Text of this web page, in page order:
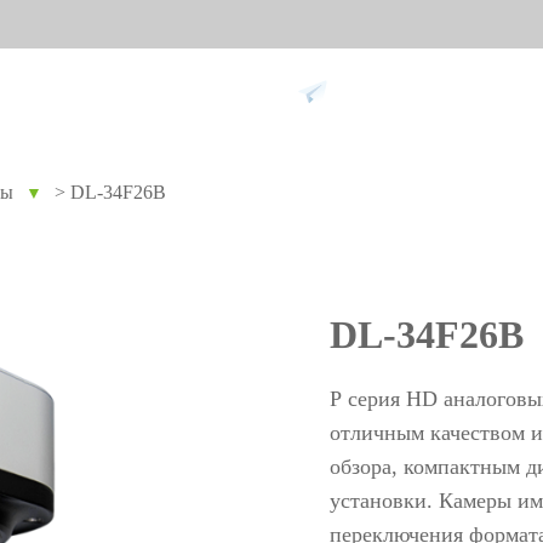
Учет
▼ > DL-34F26B
DL-34F26B
Р серия HD
отличным качеством
обзора, компактным
установки. Камеры
переключения